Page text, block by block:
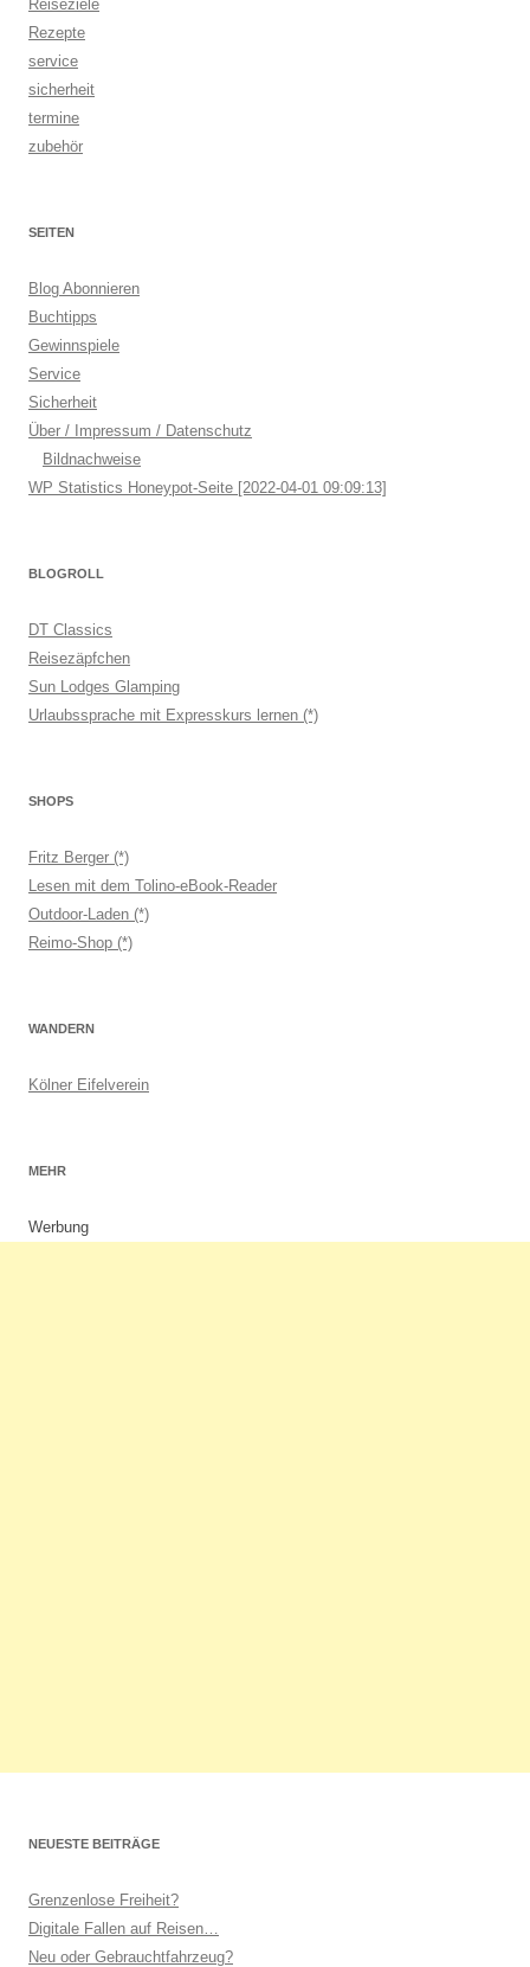
Reiseziele
Rezepte
service
sicherheit
termine
zubehör
SEITEN
Blog Abonnieren
Buchtipps
Gewinnspiele
Service
Sicherheit
Über / Impressum / Datenschutz
Bildnachweise
WP Statistics Honeypot-Seite [2022-04-01 09:09:13]
BLOGROLL
DT Classics
Reisezäpfchen
Sun Lodges Glamping
Urlaubssprache mit Expresskurs lernen (*)
SHOPS
Fritz Berger (*)
Lesen mit dem Tolino-eBook-Reader
Outdoor-Laden (*)
Reimo-Shop (*)
WANDERN
Kölner Eifelverein
MEHR
Werbung
NEUESTE BEITRÄGE
Grenzenlose Freiheit?
Digitale Fallen auf Reisen…
Neu oder Gebrauchtfahrzeug?